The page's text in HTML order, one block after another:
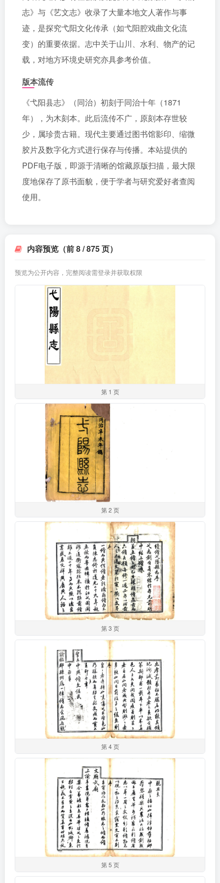
志》与《艺文志》收录了大量本地文人著作与事
迹，是探究弋阳文化传承（如弋阳腔戏曲文化流
变）的重要依据。志中关于山川、水利、物产的记
载，对地方环境史研究亦具参考价值。
版本流传
《弋阳县志》（同治）初刻于同治十年（1871
年），为木刻本。此后流传不广，原刻本存世较
少，属珍贵古籍。现代主要通过图书馆影印、缩微
胶片及数字化方式进行保存与传播。本站提供的
PDF电子版，即源于清晰的馆藏原版扫描，最大限
度地保存了原书面貌，便于学者与研究爱好者查阅
使用。
内容预览（前 8 / 875 页）
预览为公开内容，完整阅读需登录并获取权限
第 1 页
第 2 页
第 3 页
第 4 页
第 5 页